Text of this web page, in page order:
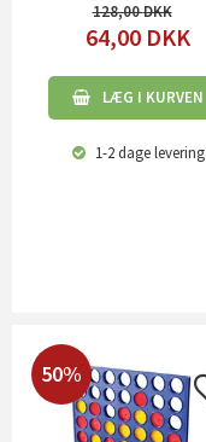
128,00
64,00 DKK
LÆG I KURVEN
1-2 dagelevering
50%